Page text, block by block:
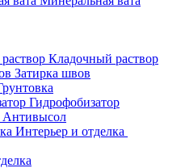
Кладочный раствор
Затирка швов
Гидрофобизатор
Антивысол
Интерьер и отделка